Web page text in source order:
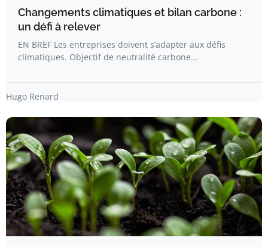
Changements climatiques et bilan carbone :
un défi à relever
EN BREF Les entreprises doivent s’adapter aux défis
climatiques. Objectif de neutralité carbone…
Hugo Renard